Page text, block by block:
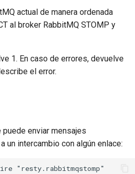
actual de manera ordenada
al broker RabbitMQ STOMP y
1. En caso de errores, devuelve
el error.
enviar mensajes
un intercambio con algún enlace:
"resty.rabbitmqstomp"